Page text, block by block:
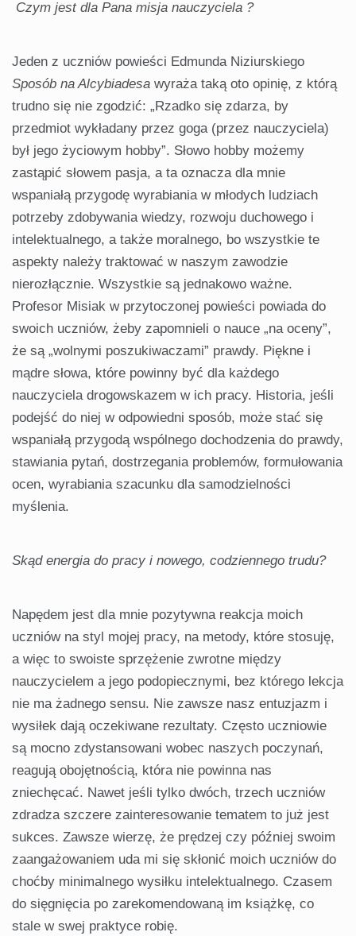
Czym jest dla Pana misja nauczyciela ?
Jeden z uczniów powieści Edmunda Niziurskiego
Sposób na Alcybiadesa wyraża taką oto opinię, z którą
trudno się nie zgodzić: „Rzadko się zdarza, by
przedmiot wykładany przez goga (przez nauczyciela)
był jego życiowym hobby”. Słowo hobby możemy
zastąpić słowem pasja, a ta oznacza dla mnie
wspaniałą przygodę wyrabiania w młodych ludziach
potrzeby zdobywania wiedzy, rozwoju duchowego i
intelektualnego, a także moralnego, bo wszystkie te
aspekty należy traktować w naszym zawodzie
nierozłącznie. Wszystkie są jednakowo ważne.
Profesor Misiak w przytoczonej powieści powiada do
swoich uczniów, żeby zapomnieli o nauce „na oceny”,
że są „wolnymi poszukiwaczami” prawdy. Piękne i
mądre słowa, które powinny być dla każdego
nauczyciela drogowskazem w ich pracy. Historia, jeśli
podejść do niej w odpowiedni sposób, może stać się
wspaniałą przygodą wspólnego dochodzenia do prawdy,
stawiania pytań, dostrzegania problemów, formułowania
ocen, wyrabiania szacunku dla samodzielności
myślenia.
Skąd energia do pracy i nowego, codziennego trudu?
Napędem jest dla mnie pozytywna reakcja moich
uczniów na styl mojej pracy, na metody, które stosuję,
a więc to swoiste sprzężenie zwrotne między
nauczycielem a jego podopiecznymi, bez którego lekcja
nie ma żadnego sensu. Nie zawsze nasz entuzjazm i
wysiłek dają oczekiwane rezultaty. Często uczniowie
są mocno zdystansowani wobec naszych poczynań,
reagują obojętnością, która nie powinna nas
zniechęcać. Nawet jeśli tylko dwóch, trzech uczniów
zdradza szczere zainteresowanie tematem to już jest
sukces. Zawsze wierzę, że prędzej czy później swoim
zaangażowaniem uda mi się skłonić moich uczniów do
choćby minimalnego wysiłku intelektualnego. Czasem
do sięgnięcia po zarekomendowaną im książkę, co
stale w swej praktyce robię.